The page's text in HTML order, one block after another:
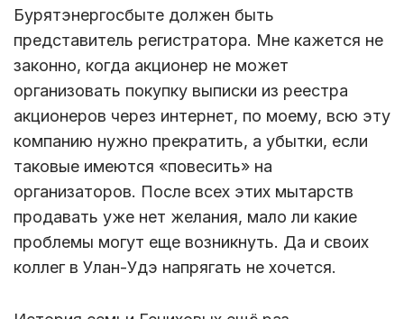
Бурятэнергосбыте должен быть
представитель регистратора. Мне кажется не
законно, когда акционер не может
организовать покупку выписки из реестра
акционеров через интернет, по моему, всю эту
компанию нужно прекратить, а убытки, если
таковые имеются «повесить» на
организаторов. После всех этих мытарств
продавать уже нет желания, мало ли какие
проблемы могут еще возникнуть. Да и своих
коллег в Улан-Удэ напрягать не хочется.